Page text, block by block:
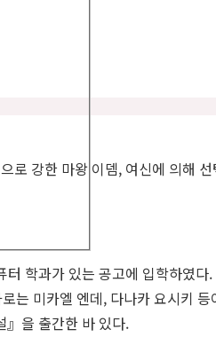
로 강한 마왕 이뎀, 여신에 의해
학과가 있는 공고에 입학하였
미카엘 엔데, 다나카 요시키
』을 출간한 바 있다.